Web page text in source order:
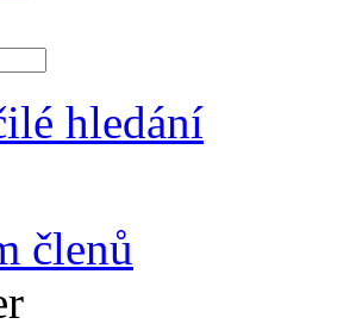
hledání
členů